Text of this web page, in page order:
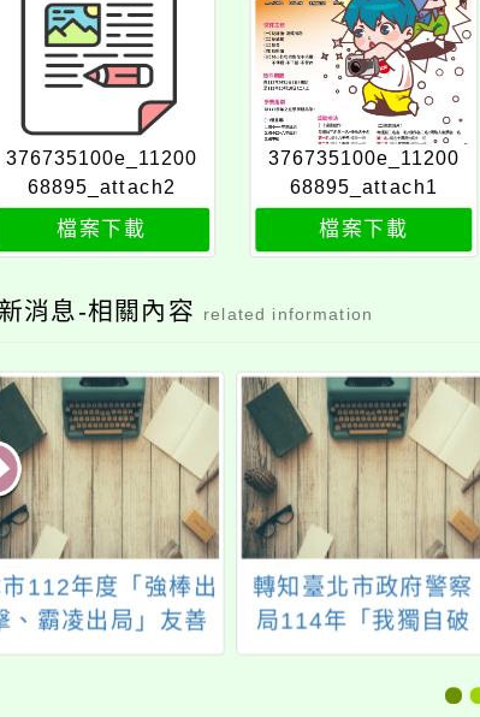
376735100e_11200
68895_attach2
檔案下載
376735100e_11200
68895_attach1
檔案下載
消息-相關內容 related information
112年度「強棒出
、霸凌出局」友善
校園宣導活動
轉知臺北市政府警察
局114年「我獨自破
局：拒毒識詐Boss級
防衛戰」問答任務及